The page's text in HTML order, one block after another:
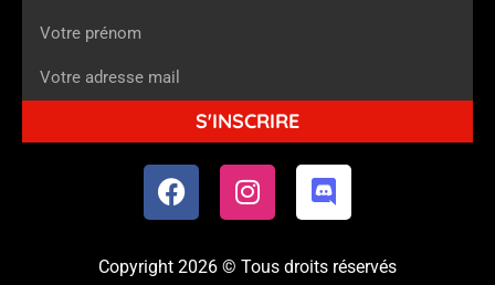
S'INSCRIRE
Copyright 2026 © Tous droits réservés